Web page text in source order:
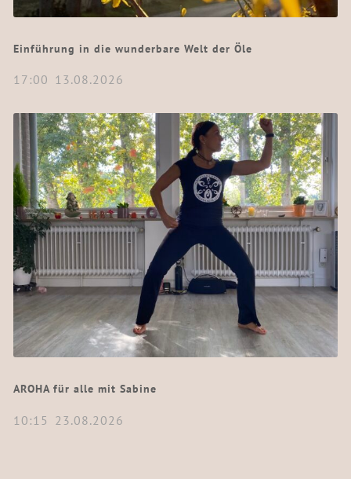
Einführung in die wunderbare Welt der Öle
17:00 13.08.2026
AROHA für alle mit Sabine
10:15 23.08.2026